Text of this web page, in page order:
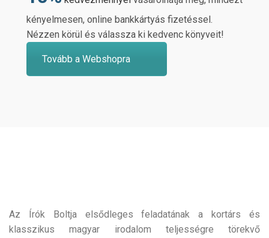
kényelmesen, online bankkártyás fizetéssel.
Nézzen körül és válassza ki kedvenc könyveit!
Tovább a Webshopra
Az Írók Boltja elsődleges feladatának a kortárs és
klasszikus magyar irodalom teljességre törekvő